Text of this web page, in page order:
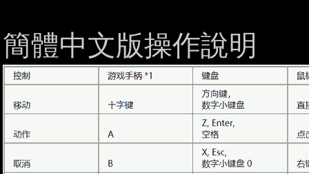
簡體中文版操作說明